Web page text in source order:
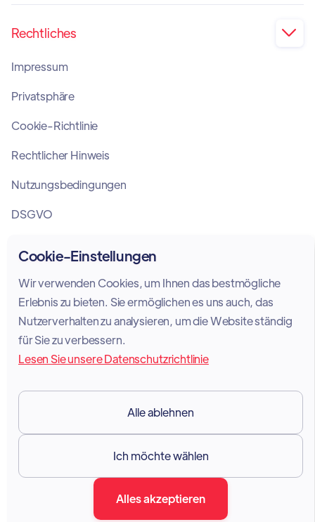
Rechtliches 
Impressum
Privatsphäre
Cookie-Richtlinie
Rechtlicher Hinweis
Nutzungsbedingungen
DSGVO
Ressourcen
Dokumentation
Blog
Forum
Portal
Cookie-Einstellungen
Wir verwenden Cookies, um Ihnen das bestmögliche
Erlebnis zu bieten. Sie ermöglichen es uns auch, das
Nutzerverhalten zu analysieren, um die Website ständig
für Sie zu verbessern.
Lesen Sie unsere Datenschutzrichtlinie
Alle ablehnen
Ich möchte wählen
Alles akzeptieren